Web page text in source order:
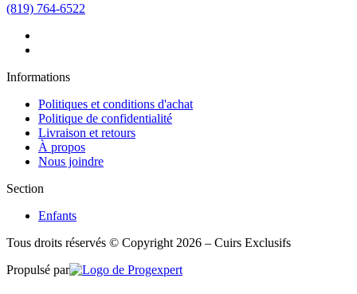
(819) 764-6522
Informations
Politiques et conditions d'achat
Politique de confidentialité
Livraison et retours
À propos
Nous joindre
Section
Enfants
Tous droits réservés © Copyright 2026 – Cuirs Exclusifs
Propulsé par